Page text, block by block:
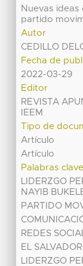
Nuevas ideas
partido
Autor
CEDILLO
Fecha de
2022-03-29
Editor
REVISTA
IEEM
Tipo de
Artículo
Artículo
Palabras clave
LIDERZGO
NAYIB
PARTIDO
REDES
EL SALVADOR
LIDERZGO